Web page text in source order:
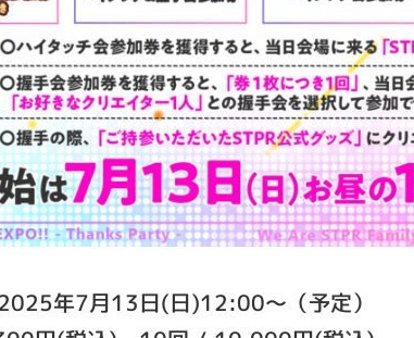
年7月13日(日)12:00〜（予定）